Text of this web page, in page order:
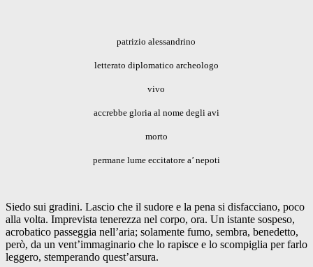
patrizio alessandrino
letterato diplomatico archeologo
vivo
accrebbe gloria al nome degli avi
morto
permane lume eccitatore a’ nepoti
Siedo sui gradini. Lascio che il sudore e la pena si disfacciano, poco
alla volta. Imprevista tenerezza nel corpo, ora. Un istante sospeso,
acrobatico passeggia nell’aria; solamente fumo, sembra, benedetto,
però, da un vent’immaginario che lo rapisce e lo scompiglia per farlo
leggero, stemperando quest’arsura.